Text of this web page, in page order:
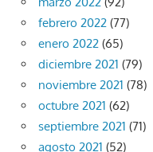
febrero 2022 (77)
enero 2022 (65)
diciembre 2021 (79)
noviembre 2021 (78)
octubre 2021 (62)
septiembre 2021 (71)
agosto 2021 (52)